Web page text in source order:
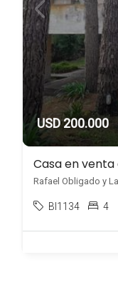
USD 200.000
Casa en venta
Rafael Obligado y
BI1134 4